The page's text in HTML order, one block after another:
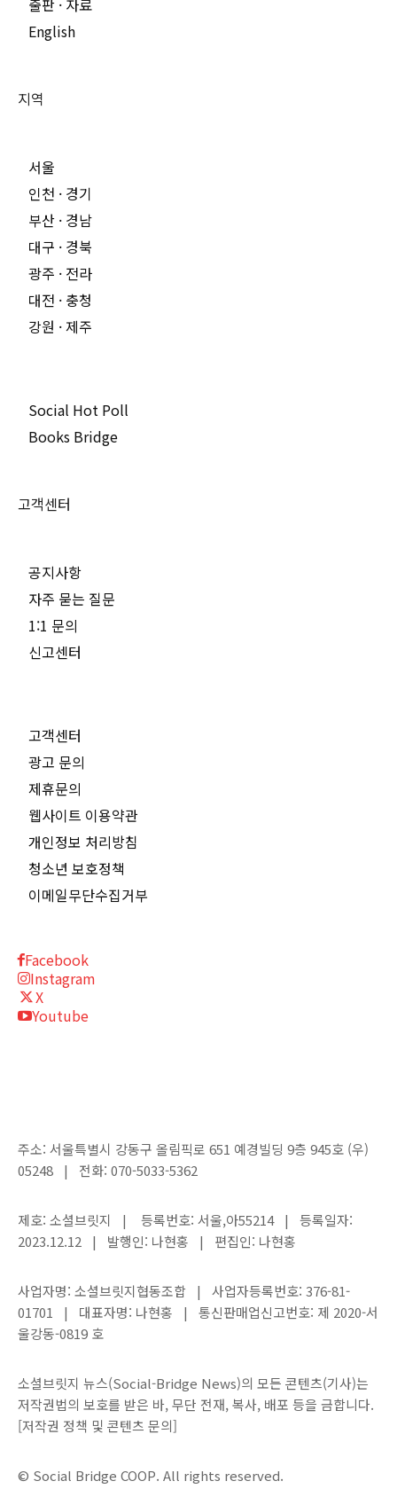
출판 · 자료
English
지역
서울
인천 · 경기
부산 · 경남
대구 · 경북
광주 · 전라
대전 · 충청
강원 · 제주
Social Hot Poll
Books Bridge
고객센터
공지사항
자주 묻는 질문
1:1 문의
신고센터
고객센터
광고 문의
제휴문의
웹사이트 이용약관
개인정보 처리방침
청소년 보호정책
이메일무단수집거부
Facebook
Instagram
X
Youtube
주소: 서울특별시 강동구 올림픽로 651 예경빌딩 9층 945호 (우)
05248 | 전화: 070-5033-5362
제호: 소셜브릿지 | 등록번호: 서울,아55214 | 등록일자:
2023.12.12 | 발행인: 나현홍 | 편집인: 나현홍
사업자명: 소셜브릿지협동조합 | 사업자등록번호: 376-81-
01701 | 대표자명: 나현홍 | 통신판매업신고번호: 제 2020-서
울강동-0819 호
소셜브릿지 뉴스(Social-Bridge News)의 모든 콘텐츠(기사)는
저작권법의 보호를 받은 바, 무단 전재, 복사, 배포 등을 금합니다.
[저작권 정책 및 콘텐츠 문의]
© Social Bridge COOP. All rights reserved.